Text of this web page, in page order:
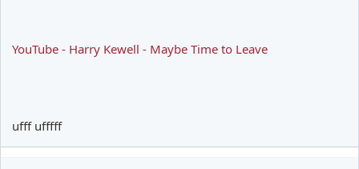
YouTube - Harry Kewell - Maybe Time to Leave
ufff ufffff